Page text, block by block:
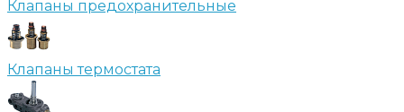
Клапаны предохранительные
Клапаны термостата